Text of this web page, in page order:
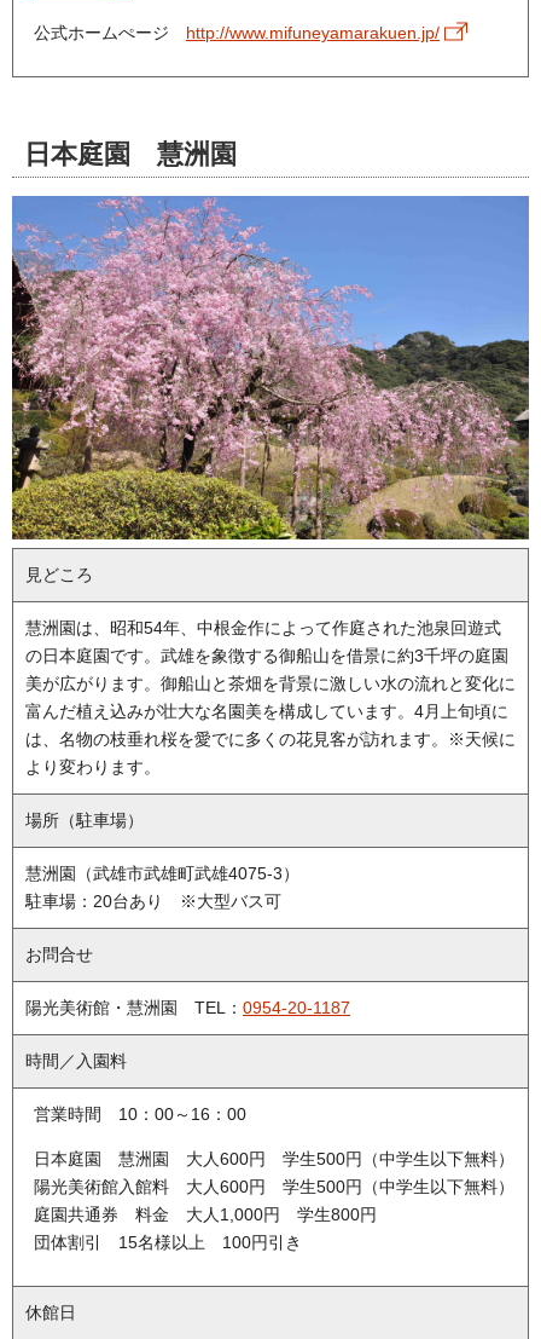
公式ホームぺージ http://www.mifuneyamarakuen.jp/
日本庭園 慧洲園
見どころ
慧洲園は、昭和54年、中根金作によって作庭された池泉回遊式
の日本庭園です。武雄を象徴する御船山を借景に約3千坪の庭園
美が広がります。御船山と茶畑を背景に激しい水の流れと変化に
富んだ植え込みが壮大な名園美を構成しています。4月上旬頃に
は、名物の枝垂れ桜を愛でに多くの花見客が訪れます。※天候に
より変わります。
場所（駐車場）
慧洲園（武雄市武雄町武雄4075-3）
駐車場：20台あり ※大型バス可
お問合せ
陽光美術館・慧洲園 TEL： 0954-20-1187
時間／入園料
営業時間 10：00～16：00
日本庭園 慧洲園 大人600円 学生500円（中学生以下無料）
陽光美術館入館料 大人600円 学生500円（中学生以下無料）
庭園共通券 料金 大人1,000円 学生800円
団体割引 15名様以上 100円引き
休館日